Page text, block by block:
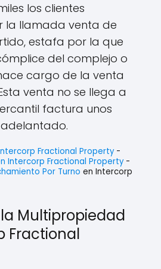
los clientes
la llamada venta de
estafa por la que
del complejo o
cargo de la venta
venta no se llega a
factura unos
Fractional Property-
Intercorp Fractional Property-
Por Turno en Intercorp
Multipropiedad
Fractional